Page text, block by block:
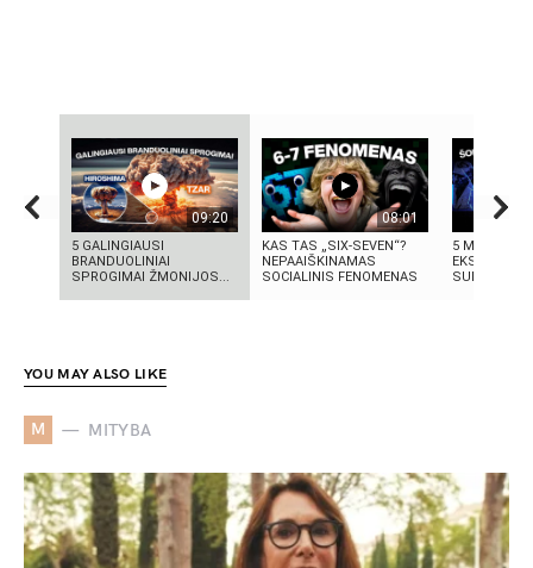
09:20
5 GALINGIAUSI
BRANDUOLINIAI
SPROGIMAI ŽMONIJOS...
08:01
KAS TAS „SIX-SEVEN“?
NEPAAIŠKINAMAS
SOCIALINIS FENOMENAS
5
SUKRĖTĖ
YOU MAY ALSO LIKE
M MITYBA